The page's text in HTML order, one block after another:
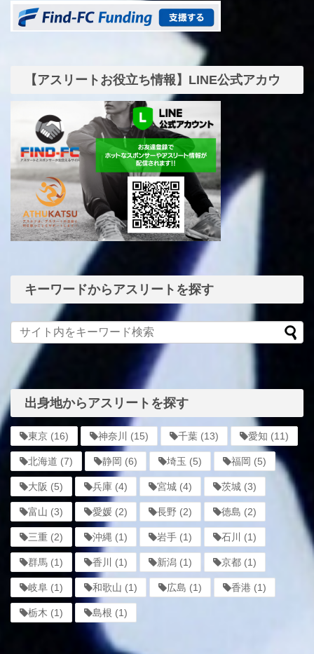
【アスリートお役立ち情報】LINE公式アカウ
キーワードからアスリートを探す
出身地からアスリートを探す
東京 (16) 神奈川 (15) 千葉 (13) 愛知 (11)
北海道 (7) 静岡 (6) 埼玉 (5) 福岡 (5)
大阪 (5) 兵庫 (4) 宮城 (4) 茨城 (3)
富山 (3) 愛媛 (2) 長野 (2) 徳島 (2)
三重 (2) 沖縄 (1) 岩手 (1) 石川 (1)
群馬 (1) 香川 (1) 新潟 (1) 京都 (1)
岐阜 (1) 和歌山 (1) 広島 (1) 香港 (1)
栃木 (1) 島根 (1)